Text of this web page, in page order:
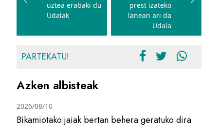
uztea erabaki du
Udalak
prest izateko
lanean ari da
Udala
PARTEKATU!
Azken albisteak
Bikamiotako jaiak bertan behera geratuko dira
2026/08/10